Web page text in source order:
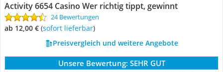
Activity 6654 Casino Wer richtig tippt, gewinnt
24 Bewertungen
ab 12,00 € ( Sofort lieferbar)
Preisvergleich und weitere Angebote
Unsere Bewertung: SEHR GUT